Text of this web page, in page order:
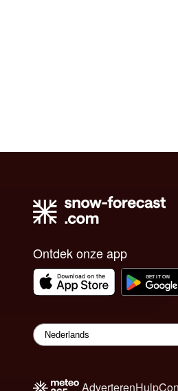
Ontdek onze app
AdverterenHulp